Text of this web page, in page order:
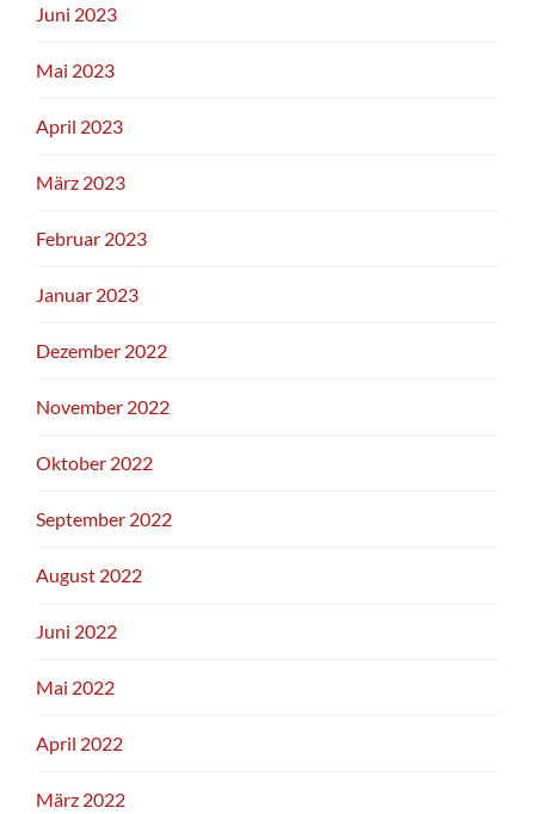
Juni 2023
Mai 2023
April 2023
März 2023
Februar 2023
Januar 2023
Dezember 2022
November 2022
Oktober 2022
September 2022
August 2022
Juni 2022
Mai 2022
April 2022
März 2022